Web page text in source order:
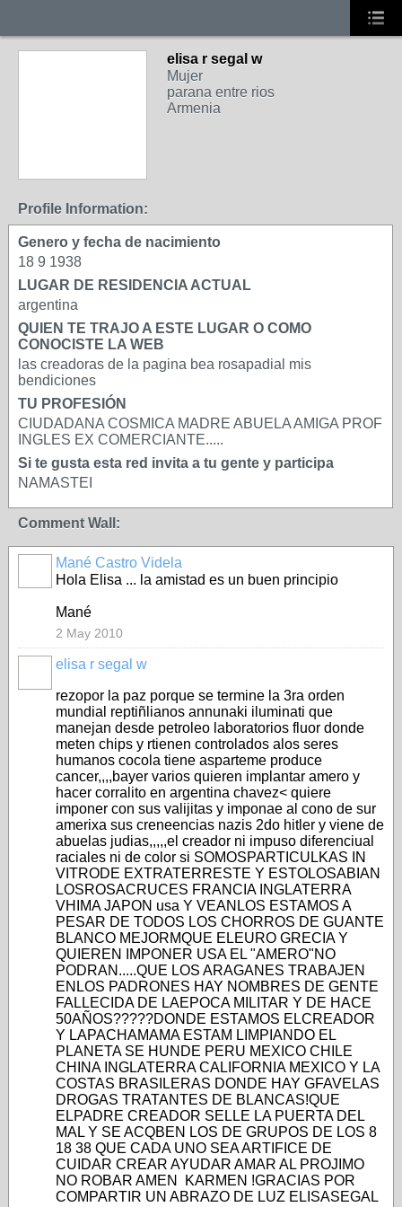
elisa r segal w
Mujer
parana entre rios
Armenia
Profile Information:
Genero y fecha de nacimiento
18 9 1938
LUGAR DE RESIDENCIA ACTUAL
argentina
QUIEN TE TRAJO A ESTE LUGAR O COMO
CONOCISTE LA WEB
las creadoras de la pagina bea rosapadial mis
bendiciones
TU PROFESIÓN
CIUDADANA COSMICA MADRE ABUELA AMIGA PROF
INGLES EX COMERCIANTE.....
Si te gusta esta red invita a tu gente y participa
NAMASTEI
Comment Wall:
Mané Castro Videla
Hola Elisa ... la amistad es un buen principio
Mané
2 May 2010
elisa r segal w
rezopor la paz porque se termine la 3ra orden
mundial reptiñlianos annunaki iluminati que
manejan desde petroleo laboratorios fluor donde
meten chips y rtienen controlados alos seres
humanos cocola tiene asparteme produce
cancer,,,,bayer varios quieren implantar amero y
hacer corralito en argentina chavez< quiere
imponer con sus valijitas y imponae al cono de sur
amerixa sus creneencias nazis 2do hitler y viene de
abuelas judias,,,,,el creador ni impuso diferenciual
raciales ni de color si SOMOSPARTICULKAS IN
VITRODE EXTRATERRESTE Y ESTOLOSABIAN
LOSROSACRUCES FRANCIA INGLATERRA
VHIMA JAPON usa Y VEANLOS ESTAMOS A
PESAR DE TODOS LOS CHORROS DE GUANTE
BLANCO MEJORMQUE ELEURO GRECIA Y
QUIEREN IMPONER USA EL "AMERO"NO
PODRAN.....QUE LOS ARAGANES TRABAJEN
ENLOS PADRONES HAY NOMBRES DE GENTE
FALLECIDA DE LAEPOCA MILITAR Y DE HACE
50AÑOS?????DONDE ESTAMOS ELCREADOR
Y LAPACHAMAMA ESTAM LIMPIANDO EL
PLANETA SE HUNDE PERU MEXICO CHILE
CHINA INGLATERRA CALIFORNIA MEXICO Y LA
COSTAS BRASILERAS DONDE HAY GFAVELAS
DROGAS TRATANTES DE BLANCAS!QUE
ELPADRE CREADOR SELLE LA PUERTA DEL
MAL Y SE ACQBEN LOS DE GRUPOS DE LOS 8
18 38 QUE CADA UNO SEA ARTIFICE DE
CUIDAR CREAR AYUDAR AMAR AL PROJIMO
NO ROBAR AMEN KARMEN !GRACIAS POR
COMPARTIR UN ABRAZO DE LUZ ELISASEGAL